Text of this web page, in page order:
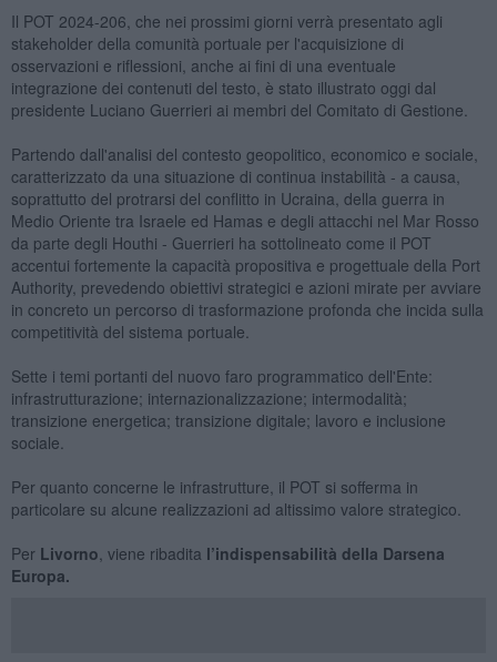
Il POT 2024-206, che nei prossimi giorni verrà presentato agli
stakeholder della comunità portuale per l'acquisizione di
osservazioni e riflessioni, anche ai fini di una eventuale
integrazione dei contenuti del testo, è stato illustrato oggi dal
presidente Luciano Guerrieri ai membri del Comitato di Gestione.
Partendo dall'analisi del contesto geopolitico, economico e sociale,
caratterizzato da una situazione di continua instabilità - a causa,
soprattutto del protrarsi del conflitto in Ucraina, della guerra in
Medio Oriente tra Israele ed Hamas e degli attacchi nel Mar Rosso
da parte degli Houthi - Guerrieri ha sottolineato come il POT
accentui fortemente la capacità propositiva e progettuale della Port
Authority, prevedendo obiettivi strategici e azioni mirate per avviare
in concreto un percorso di trasformazione profonda che incida sulla
competitività del sistema portuale.
Sette i temi portanti del nuovo faro programmatico dell'Ente:
infrastrutturazione; internazionalizzazione; intermodalità;
transizione energetica; transizione digitale; lavoro e inclusione
sociale.
Per quanto concerne le infrastrutture, il POT si sofferma in
particolare su alcune realizzazioni ad altissimo valore strategico.
Per Livorno , viene ribadita l’indispensabilità della Darsena
Europa.